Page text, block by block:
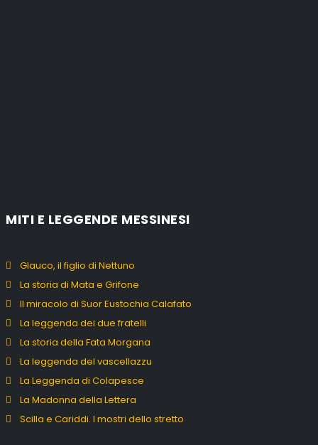
MITI E LEGGENDE MESSINESI
Glauco, il figlio di Nettuno
La storia di Mata e Grifone
Il miracolo di Suor Eustochia Calafato
La leggenda dei due fratelli
La storia della Fata Morgana
La leggenda del vascellazzu
La Leggenda di Colapesce
La Madonna della Lettera
Scilla e Cariddi. I mostri dello stretto